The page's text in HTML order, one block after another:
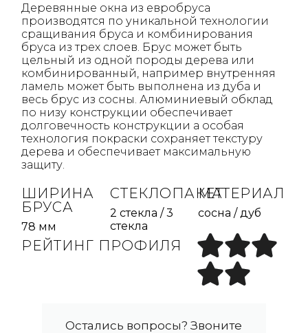
Деревянные окна из евробруса
производятся по уникальной технологии
сращивания бруса и комбинирования
бруса из трех слоев. Брус может быть
цельный из одной породы дерева или
комбинированный, например внутренняя
ламель может быть выполнена из дуба и
весь брус из сосны. Алюминиевый обклад
по низу конструкции обеспечивает
долговечность конструкции а особая
технология покраски сохраняет текстуру
дерева и обеспечивает максимальную
защиту.
ШИРИНА
БРУСА
78 мм
СТЕКЛОПАКЕТ
2 стекла / 3
стекла
МАТЕРИАЛ
сосна / дуб
РЕЙТИНГ ПРОФИЛЯ
Остались вопросы? Звоните